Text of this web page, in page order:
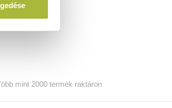
mint 2000 termék raktáron